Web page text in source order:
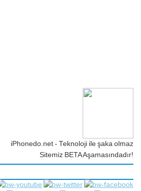
iPhonedo.net - Teknoloji ile şaka olmaz
Sitemiz BETA Aşamasındadır!